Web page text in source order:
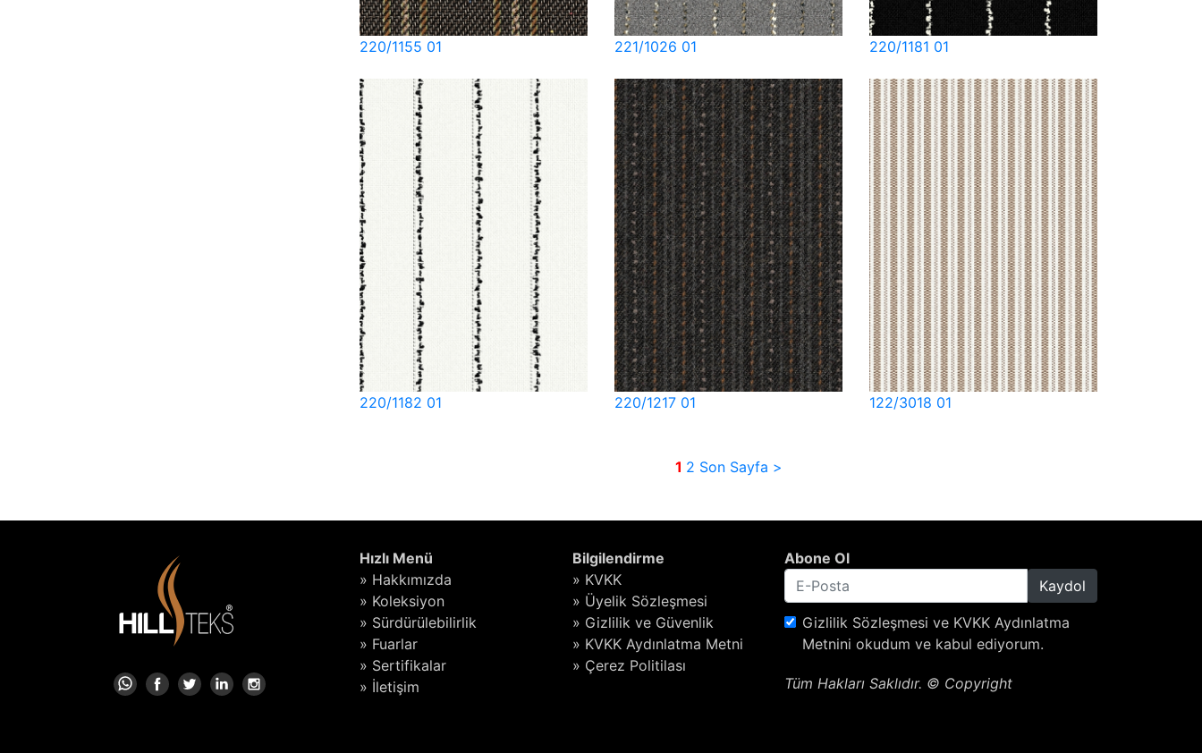
220/1155 01 221/1026 01 220/1181 01
220/1182 01 220/1217 01 122/3018 01
1 2 Son Sayfa >
Hızlı Menü
» Hakkımızda
» Koleksiyon
» Sürdürülebilirlik
» Fuarlar
» Sertifikalar
» İletişim
Bilgilendirme
» KVKK
» Üyelik Sözleşmesi
» Gizlilik ve Güvenlik
» KVKK Aydınlatma Metni
» Çerez Politilası
Abone Ol
Kaydol
Gizlilik Sözleşmesi ve KVKK Aydınlatma
Metnini okudum ve kabul ediyorum.
Tüm Hakları Saklıdır. © Copyright